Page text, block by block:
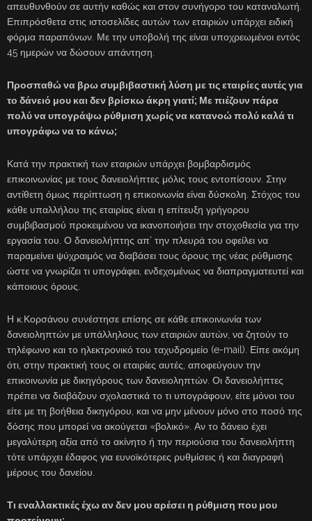
απευθυνθούν σε αυτήν καθώς και στον συνήγορο του καταναλωτή.
Επιπρόσθετα στις ιστοσελίδες αυτών των εταιριών υπάρχει ειδική
φόρμα παραπόνων. Με την υποβολή της είναι υποχρεωμένοι εντός
45 ημερών να δώσουν απάντηση.
Προσπαθώ να βρω συμβιβαστική λύση με τις εταιρίες αυτές για
το δάνειό μου και δεν βρίσκω άκρη γιατί; Με πιέζουν πάρα
πολύ να υπογράψω ρύθμιση χωρίς να κατανοώ πολύ καλά τι
υπογράφω να το κάνω;
Κατά την πρακτική των εταιριών υπάρχει βομβαρδισμός
επικοινωνίας με τους δανειολήπτες μόλις τους εντοπίσουν. Στην
αντίθετη όμως περίπτωση η επικοινωνία είναι δύσκολη. Στόχος του
κάθε υπαλλήλου της εταιρίας είναι η επίτευξη γρήγορου
συμβιβασμού προκειμένου να ικανοποιήσει την στοχοθεσία για την
εργασία του. Ο δανειολήπτης απ’ την πλευρά του οφείλει να
παραμείνει ψύχραιμός να διαβάσει τους όρους της νέας ρύθμισης
ώστε να γνωρίζει τι υπογράφει, ενδεχομένως να διαπραγματευτεί και
κάποιους όρους.
Η κ.Κορσάνου συνέστησε επίσης σε κάθε επικοινωνία των
δανειοληπτών με υπάλληλους των εταιριών αυτών, να ζητούν το
τηλέφωνο και το ηλεκτρονικό του ταχυδρομείο (e-mail). Είπε ακόμη
ότι, στην πρακτική τους οι εταιρίες αυτές, αποφεύγουν την
επικοινωνία με δικηγόρους των δανειοληπτών. Οι δανειολήπτες
πρέπει να διαβάζουν σχολαστικά το τι υπογράφουν, είτε μόνοι του
είτε με τη βοήθεια δικηγόρου, και να μην μένουν μόνο στο ποσό της
δόσης που μπορεί να ακούγεται «βολικό». Αν το δάνειο έχει
μεγαλύτερη αξία από το ακίνητο ή την περιούσια του δανειολήπτη
τότε υπάρχει έδαφος για ευνοϊκότερες ρυθμίσεις ή και διαγραφή
μέρους του δανείου.
Τι εναλλακτικές έχω αν δεν μου αρέσει η ρύθμιση που μου